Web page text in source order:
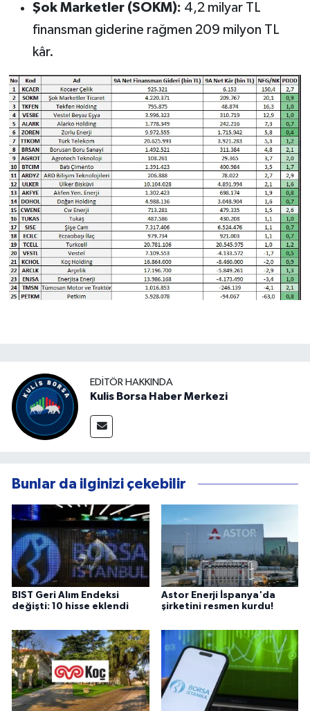
Şok Marketler (SOKM): 4,2 milyar TL
finansman giderine rağmen 209 milyon TL
kâr.
EDITÖR HAKKINDA
Kulis Borsa Haber Merkezi
Bunlar da ilginizi çekebilir
BIST Geri Alım Endeksi
değişti: 10 hisse eklendi
Astor Enerji İspanya'da
şirketini resmen kurdu!